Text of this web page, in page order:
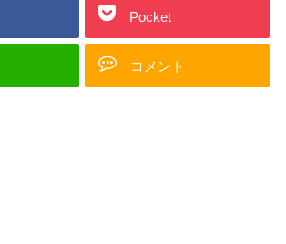
Pocket
コメント